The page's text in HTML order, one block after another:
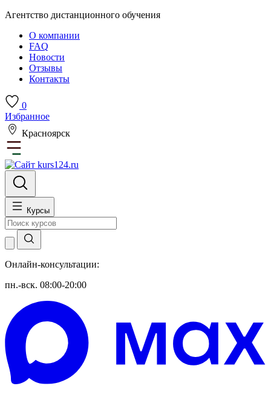
Агентство дистанционного обучения
О компании
FAQ
Новости
Отзывы
Контакты
0
Избранное
Красноярск
Курсы
Онлайн-консультации:
пн.-вск. 08:00-20:00